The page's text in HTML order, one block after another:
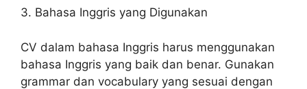
3. Bahasa Inggris yang Digunakan
CV dalam bahasa Inggris harus menggunakan
bahasa Inggris yang baik dan benar. Gunakan
grammar dan vocabulary yang sesuai dengan